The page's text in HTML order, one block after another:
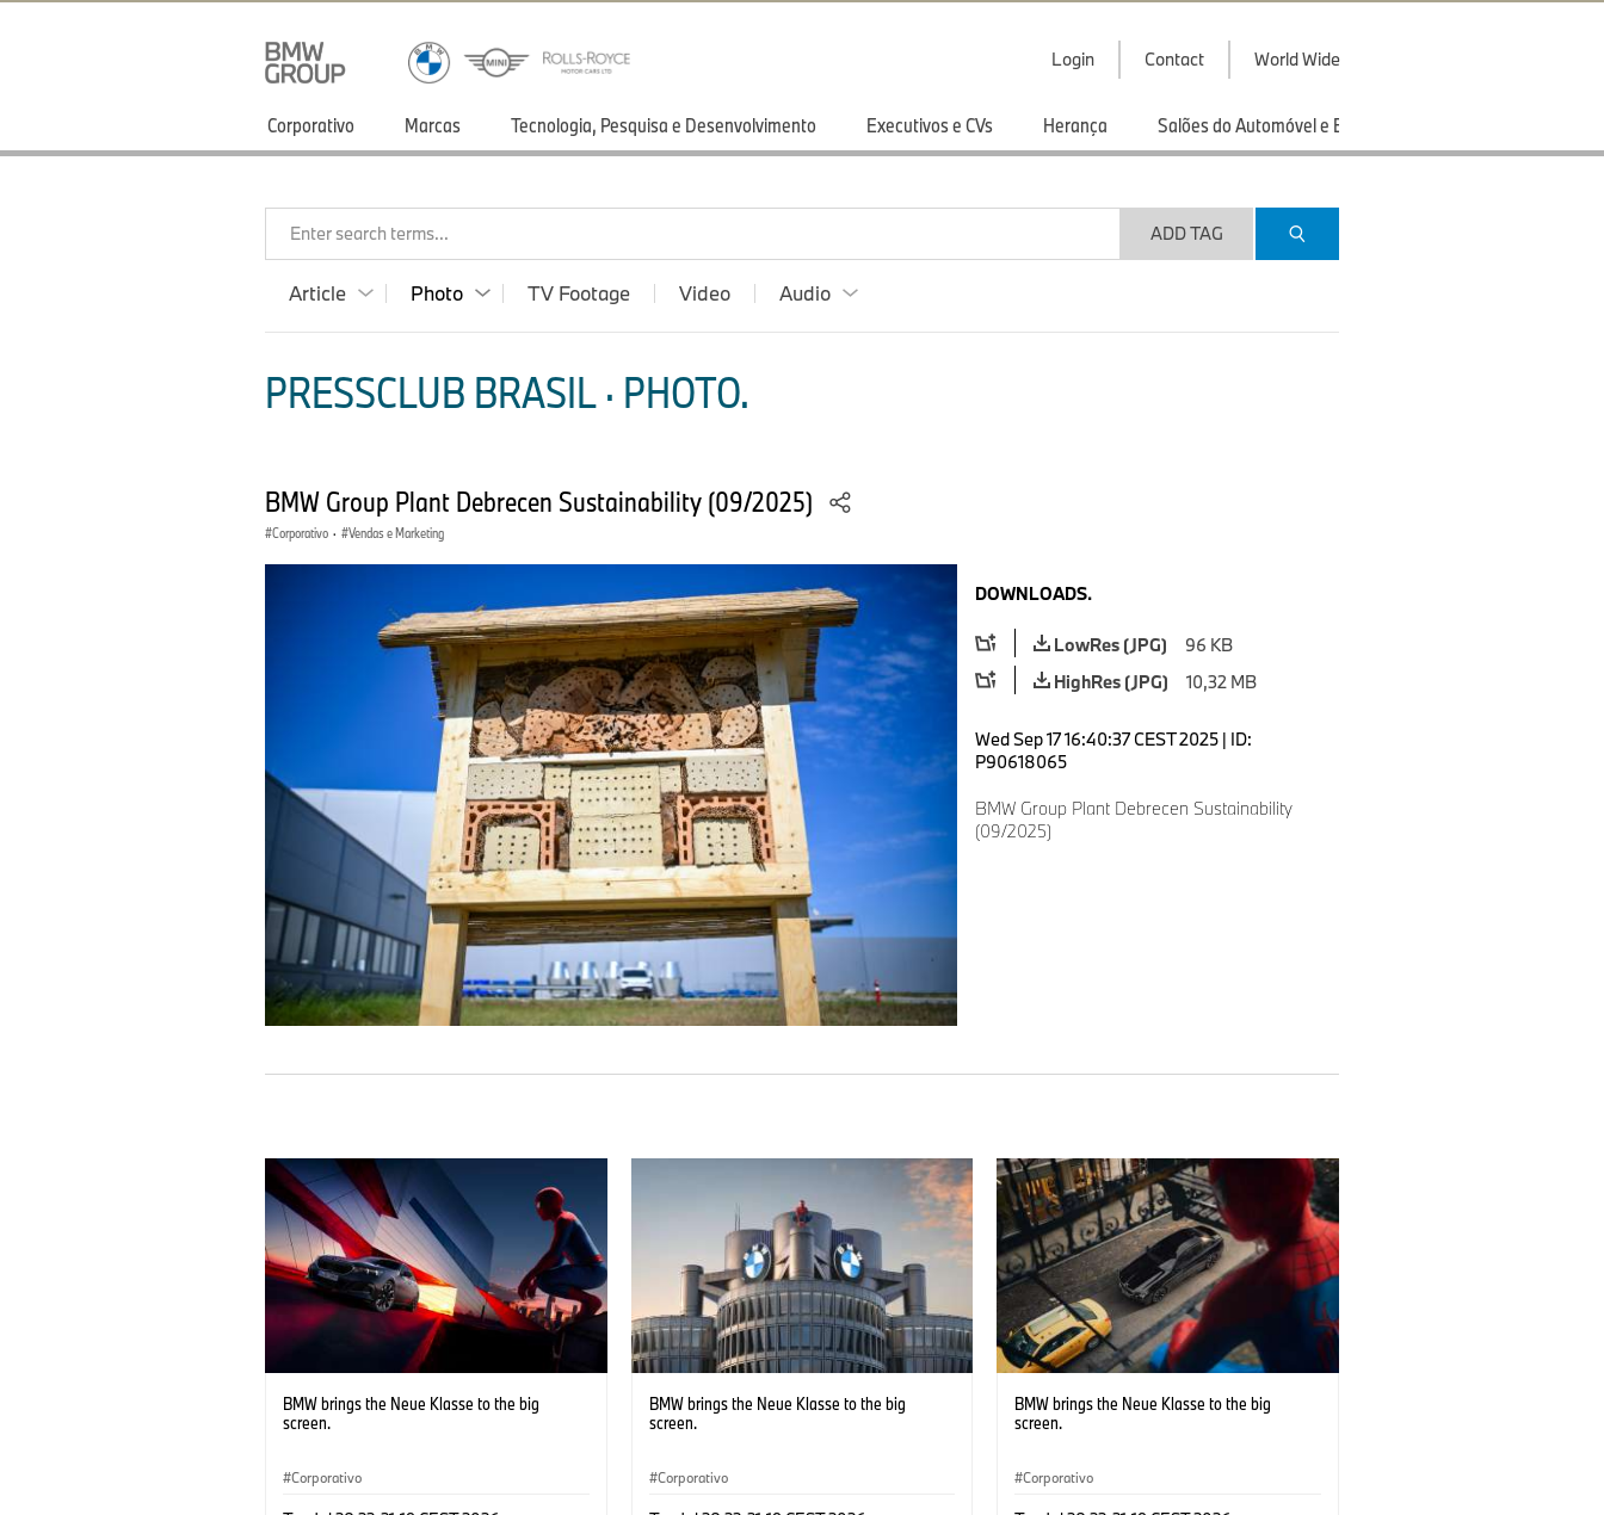
Login Contact World Wide
Corporativo Marcas Tecnologia, Pesquisa e Desenvolvimento Executivos e CVs Herança Salões do Automóvel e Exibições
Enter search terms... ADD TAG
Article Photo TV Footage Video Audio
PRESSCLUB BRASIL · PHOTO.
BMW Group Plant Debrecen Sustainability (09/2025)
Corporativo · Vendas e Marketing
DOWNLOADS.
LowRes (JPG)
96 KB
HighRes (JPG)
10,32 MB
Wed Sep 17 16:40:37 CEST 2025 | ID:
P90618065
BMW Group Plant Debrecen Sustainability
(09/2025)
BMW brings the Neue Klasse to the big
screen.
Corporativo
BMW brings the Neue Klasse to the big
screen.
Corporativo
BMW brings the Neue Klasse to the big
screen.
Corporativo